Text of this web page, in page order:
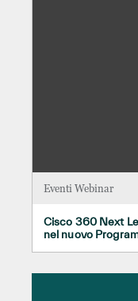
Eventi Webinar
Cisco 360 Next
nel nuovo